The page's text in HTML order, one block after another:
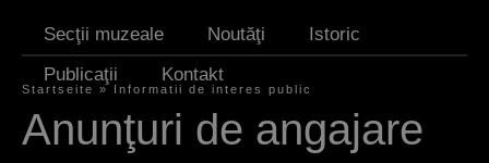
Secţii muzeale Noutăţi
Istoric
Publicaţii
Kontakt
S
Startseite » Informatii de interes public
Anunţuri de angajare